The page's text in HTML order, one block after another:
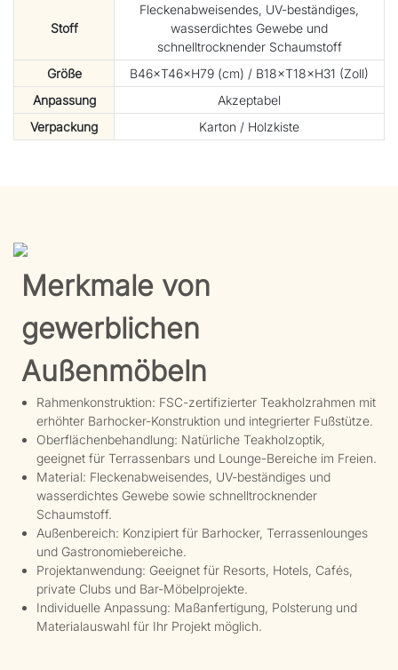
Stoff
Fleckenabweisendes, UV-beständiges,
wasserdichtes Gewebe und
schnelltrocknender Schaumstoff
Größe
B46×T46×H79 (cm) / B18×T18×H31 (Zoll)
Anpassung
Akzeptabel
Verpackung
Karton / Holzkiste
Merkmale von
gewerblichen
Außenmöbeln
Rahmenkonstruktion: FSC-zertifizierter Teakholzrahmen mit
erhöhter Barhocker-Konstruktion und integrierter Fußstütze.
Oberflächenbehandlung: Natürliche Teakholzoptik,
geeignet für Terrassenbars und Lounge-Bereiche im Freien.
Material: Fleckenabweisendes, UV-beständiges und
wasserdichtes Gewebe sowie schnelltrocknender
Schaumstoff.
Außenbereich: Konzipiert für Barhocker, Terrassenlounges
und Gastronomiebereiche.
Projektanwendung: Geeignet für Resorts, Hotels, Cafés,
private Clubs und Bar-Möbelprojekte.
Individuelle Anpassung: Maßanfertigung, Polsterung und
Materialauswahl für Ihr Projekt möglich.